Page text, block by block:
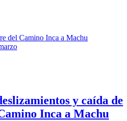
y caída de
Inca a Machu